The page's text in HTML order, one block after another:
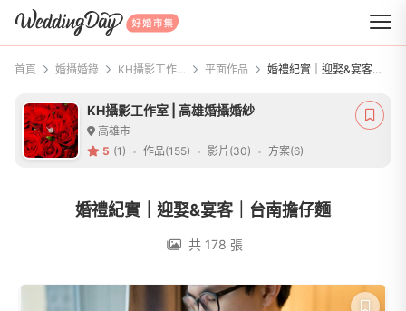
WeddingDay 好婚市集
首頁 婚攝婚錄 KH攝影工作室 | 高雄婚攝婚紗 平面作品 婚禮紀實｜迎娶&宴客｜台南擔仔麵
KH攝影工作室 | 高雄婚攝婚紗
高雄市
5 (1) 作品(155) 影片(30) 方案(6)
婚禮紀實｜迎娶&宴客｜台南擔仔麵
共 178 張